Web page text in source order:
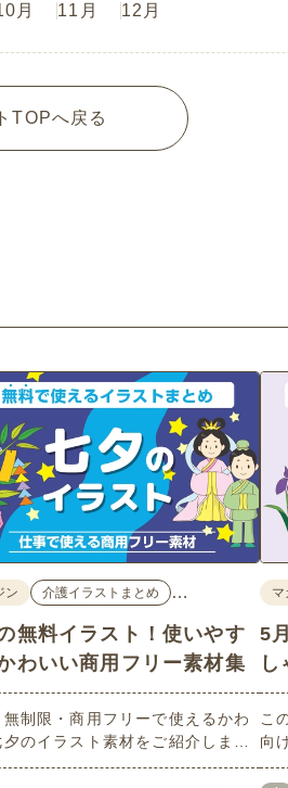
月 11月 12月
TOPへ戻る
ン 介護イラストまとめ …
無料イラスト！使いやす
わいい商用フリー素材集
制限・商用フリーで使えるかわ
夕のイラスト素材をご紹介しま
冊の印刷用テンプレート、飾り文
マ
5
し
こ
向
す